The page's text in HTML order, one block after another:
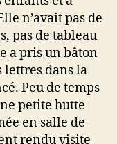
n’avait pas de
pas de tableau
a pris un bâton
lettres dans la
Peu de temps
petite hutte
en salle de
rendu visite